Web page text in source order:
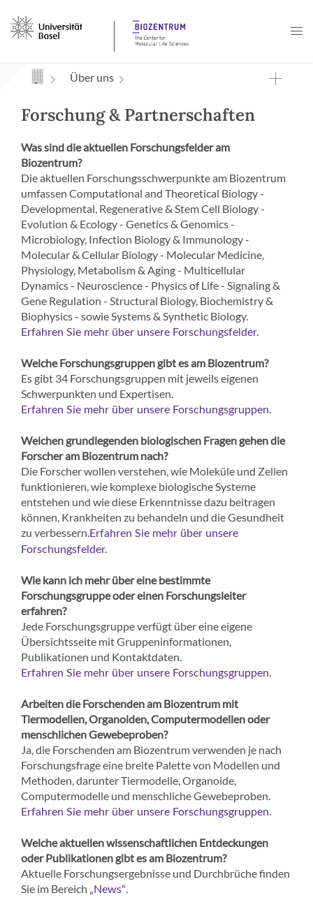
Navigation mit Access Keys
Über uns
Forschung & Partnerschaften
Was sind die aktuellen Forschungsfelder am
Biozentrum?
Die aktuellen Forschungsschwerpunkte am Biozentrum
umfassen Computational and Theoretical Biology -
Developmental, Regenerative & Stem Cell Biology -
Evolution & Ecology - Genetics & Genomics -
Microbiology, Infection Biology & Immunology -
Molecular & Cellular Biology - Molecular Medicine,
Physiology, Metabolism & Aging - Multicellular
Dynamics - Neuroscience - Physics of Life - Signaling &
Gene Regulation - Structural Biology, Biochemistry &
Biophysics - sowie Systems & Synthetic Biology.
Erfahren Sie mehr über unsere Forschungsfelder.
Welche Forschungsgruppen gibt es am Biozentrum?
Es gibt 34 Forschungsgruppen mit jeweils eigenen
Schwerpunkten und Expertisen.
Erfahren Sie mehr über unsere Forschungsgruppen.
Welchen grundlegenden biologischen Fragen gehen die
Forscher am Biozentrum nach?
Die Forscher wollen verstehen, wie Moleküle und Zellen
funktionieren, wie komplexe biologische Systeme
entstehen und wie diese Erkenntnisse dazu beitragen
können, Krankheiten zu behandeln und die Gesundheit
zu verbessern.Erfahren Sie mehr über unsere
Forschungsfelder.
Wie kann ich mehr über eine bestimmte
Forschungsgruppe oder einen Forschungsleiter
erfahren?
Jede Forschungsgruppe verfügt über eine eigene
Übersichtsseite mit Gruppeninformationen,
Publikationen und Kontaktdaten.
Erfahren Sie mehr über unsere Forschungsgruppen.
Arbeiten die Forschenden am Biozentrum mit
Tiermodellen, Organoiden, Computermodellen oder
menschlichen Gewebeproben?
Ja, die Forschenden am Biozentrum verwenden je nach
Forschungsfrage eine breite Palette von Modellen und
Methoden, darunter Tiermodelle, Organoide,
Computermodelle und menschliche Gewebeproben.
Erfahren Sie mehr über unsere Forschungsgruppen.
Welche aktuellen wissenschaftlichen Entdeckungen
oder Publikationen gibt es am Biozentrum?
Aktuelle Forschungsergebnisse und Durchbrüche finden
Sie im Bereich „News“.